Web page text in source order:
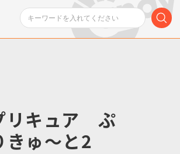
リキュア ぷ
ゅ～と2